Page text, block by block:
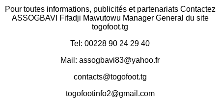
Pour toutes informations, publicités et partenariats Contactez
ASSOGBAVI Fifadji Mawutowu Manager General du site
togofoot.tg
Tel: 00228 90 24 29 40
Mail: assogbavi83@yahoo.fr
contacts@togofoot.tg
togofootinfo2@gmail.com